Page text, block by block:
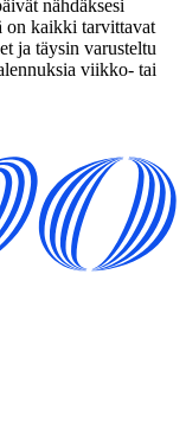
nähdäksesi
on kaikki tarvittavat
ja täysin varusteltu
viikko- tai